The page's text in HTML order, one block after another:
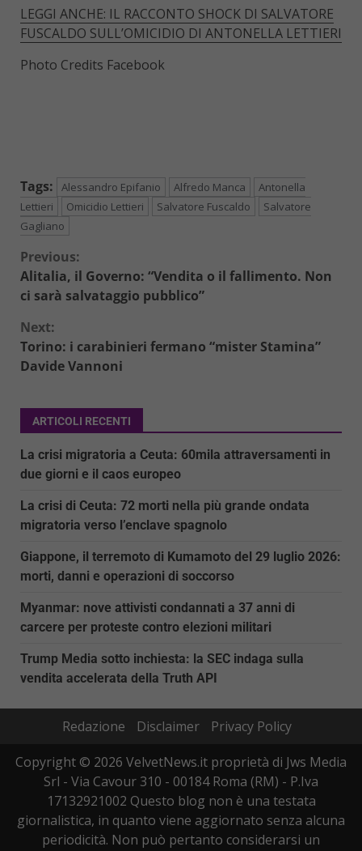
LEGGI ANCHE: IL RACCONTO SHOCK DI SALVATORE
FUSCALDO SULL’OMICIDIO DI ANTONELLA LETTIERI
Photo Credits Facebook
Tags: Alessandro Epifanio Alfredo Manca
Antonella
Lettieri
Omicidio Lettieri Salvatore Fuscaldo
Salvatore
Gagliano
Continue
Reading
Previous:
Alitalia, il Governo: “Vendita o il fallimento. Non
ci sarà salvataggio pubblico”
Next:
Torino: i carabinieri fermano “mister Stamina”
Davide Vannoni
ARTICOLI RECENTI
La crisi migratoria a Ceuta: 60mila attraversamenti in
due giorni e il caos europeo
La crisi di Ceuta: 72 morti nella più grande ondata
migratoria verso l’enclave spagnolo
Giappone, il terremoto di Kumamoto del 29 luglio 2026:
morti, danni e operazioni di soccorso
Myanmar: nove attivisti condannati a 37 anni di
carcere per proteste contro elezioni militari
Trump Media sotto inchiesta: la SEC indaga sulla
vendita accelerata della Truth API
Redazione Disclaimer
Privacy Policy
Copyright © 2026 VelvetNews.it proprietà di Jws Media
Srl - Via Cavour 310 - 00184 Roma (RM) - P.Iva
17132921002 Questo blog non è una testata
giornalistica, in quanto viene aggiornato senza alcuna
periodicità. Non può pertanto considerarsi un